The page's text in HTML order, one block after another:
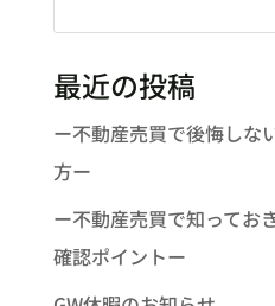
最近の投稿
ー不動産売買で後悔しな
方ー
ー不動産売買で知ってお
確認ポイントー